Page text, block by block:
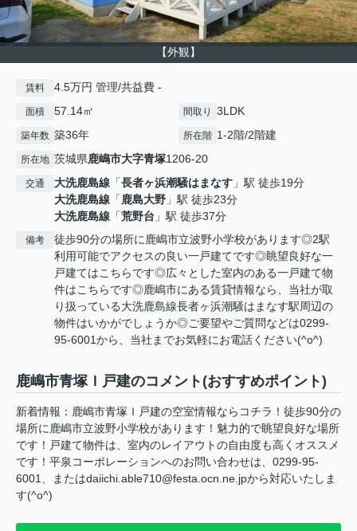
【外観】
賃料 4.5万円 管理/共益費 -
面積 57.14㎡ 間取り 3LDK
築年数 築36年 所在階 1-2階/2階建
所在地 茨城県鹿嶋市大字青塚1206-20
交通 大洗鹿島線 「長者ヶ浜潮騒はまなす 」駅 徒歩19分
大洗鹿島線 「鹿島大野 」駅 徒歩23分
大洗鹿島線 「荒野台 」駅 徒歩37分
備考
徒歩90分の場所に鹿嶋市立波野小学校があります◎2駅
利用可能でアクセスの良い一戸建てです◎眺望良好な一
戸建てはこちらです◎広々とした室内のある一戸建て物
件はこちらです◎鹿嶋市にある賃貸情報なら、当社が取
り扱っている大洗鹿島線長者ヶ浜潮騒はまなす駅周辺の
物件はいかがでしょうか◎ご要望やご質問などは0299-
95-6001から、当社までお気軽にお電話ください(^o^)
鹿嶋市青塚Ｉ戸建のコメント(おすすめポイント)
新着情報：鹿嶋市青塚Ｉ戸建の空室情報ならコチラ！徒歩90分の
場所に鹿嶋市立波野小学校があります！魅力的で眺望良好な場所
です！戸建て物件は、室内のレイアウトの自由度も高くオススメ
です！平泉コーポレーションへのお問い合わせは、0299-95-
6001、またはdaiichi.able710@festa.ocn.ne.jpから対応いたしま
す(^o^)